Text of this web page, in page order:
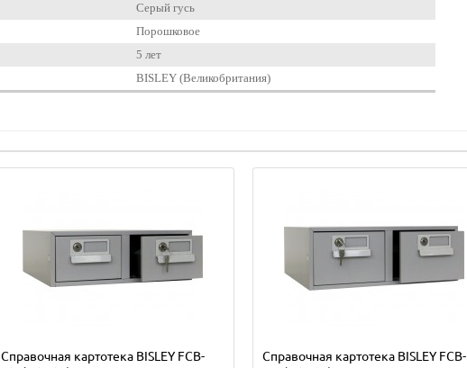
Серый гусь
Порошковое
5 лет
BISLEY (Великобритания)
Справочная картотека BISLEY FCB-
Справочная картотека BISLEY FCB-